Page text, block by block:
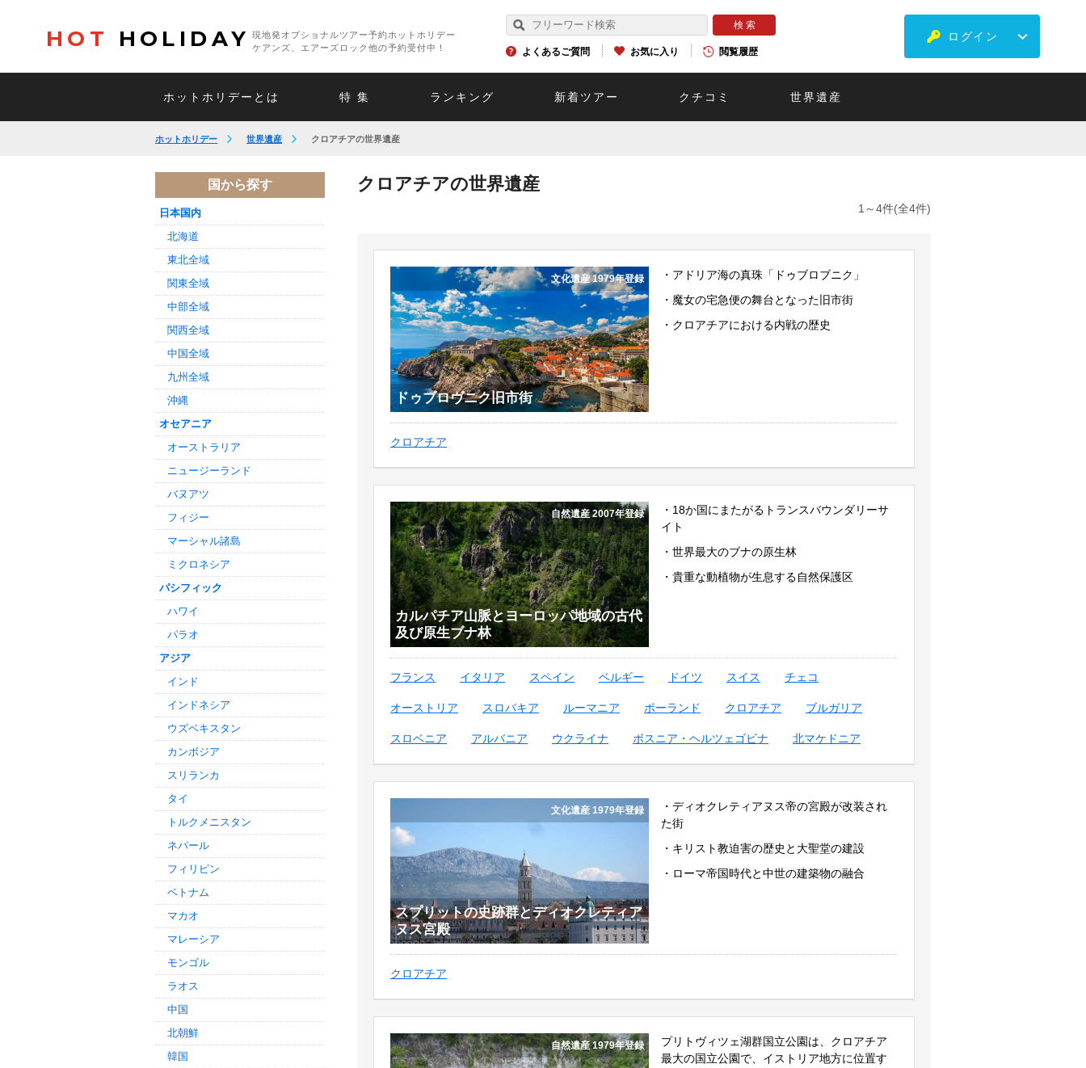
HOT HOLIDAY
現地発オプショナルツアー予約ホットホリデー
ケアンズ、エアーズロック他の予約受付中！
よくあるご質問 お気に入り 閲覧履歴
ログイン
ホットホリデーとは 特 集 ランキング 新着ツアー クチコミ 世界遺産
ホットホリデー 世界遺産 クロアチアの世界遺産
クロアチアの世界遺産
1～4件(全4件)
ドゥブロヴニク旧市街
文化遺産 1979年登録
・アドリア海の真珠「ドゥブロブニク」
・魔女の宅急便の舞台となった旧市街
・クロアチアにおける内戦の歴史
クロアチア
カルパチア山脈とヨーロッパ地域の古代
及び原生ブナ林
自然遺産 2007年登録
・18か国にまたがるトランスバウンダリーサ
イト
・世界最大のブナの原生林
・貴重な動植物が生息する自然保護区
フランス イタリア スペイン ベルギー ドイツ スイス チェコ
オーストリア スロバキア ルーマニア ポーランド クロアチア ブルガリア
スロベニア アルバニア ウクライナ ボスニア・ヘルツェゴビナ 北マケドニア
スプリットの史跡群とディオクレティア
ヌス宮殿
文化遺産 1979年登録
・ディオクレティアヌス帝の宮殿が改装され
た街
・キリスト教迫害の歴史と大聖堂の建設
・ローマ帝国時代と中世の建築物の融合
クロアチア
自然遺産 1979年登録
プリトヴィツェ湖群国立公園は、クロアチア
最大の国立公園で、イストリア地方に位置す
国から探す
日本国内
北海道
東北全域
関東全域
中部全域
関西全域
中国全域
九州全域
沖縄
オセアニア
オーストラリア
ニュージーランド
バヌアツ
フィジー
マーシャル諸島
ミクロネシア
パシフィック
ハワイ
パラオ
アジア
インド
インドネシア
ウズベキスタン
カンボジア
スリランカ
タイ
トルクメニスタン
ネパール
フィリピン
ベトナム
マカオ
マレーシア
モンゴル
ラオス
中国
北朝鮮
韓国